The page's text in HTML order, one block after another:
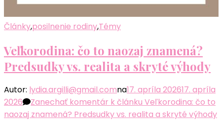
Články,posilnenie rodiny,Témy
Veľkorodina: čo to naozaj znamená?
Predsudky vs. realita a skryté výhody
Autor: lydia.argilli@gmail.comna17. apríla 202617. apríla
2026
Zanechať komentár k článku Veľkorodina: čo to
naozaj znamená? Predsudky vs. realita a skryté výhody